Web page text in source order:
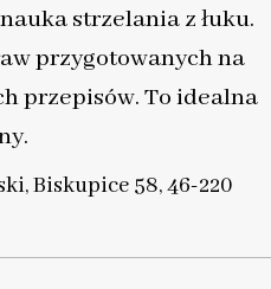
strzelania z łuku.
przygotowanych na
przepisów. To idealna
Biskupice 58, 46-220